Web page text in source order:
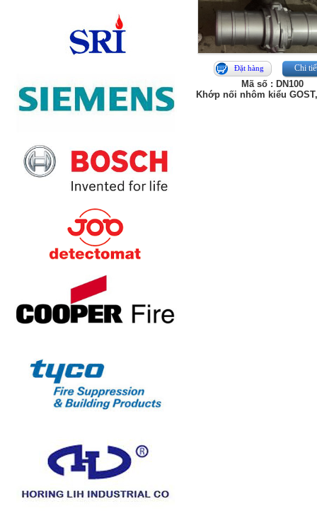
Đặt hàng Chi
Mã số : DN100
Khớp nối nhôm kiểu